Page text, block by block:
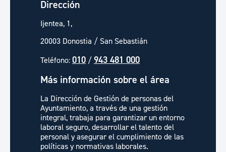
Dirección
Ijentea, 1,
20003 Donostia / San Sebastián
Teléfono: 010 / 943 481 000
Más información sobre el área
La Dirección de Gestión de personas del
Ayuntamiento, a través de una gestión
integral, trabaja para garantizar un entorno
laboral seguro, desarrollar el talento del
personal y asegurar el cumplimiento de las
políticas y normativas laborales.